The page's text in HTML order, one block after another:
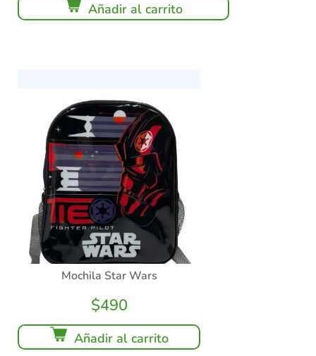
Añadir al carrito
Mochila Star Wars
$490
Añadir al carrito